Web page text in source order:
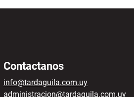
Contactanos
info@tardaguila.com.uy
administracion@tardaguila.com.uy